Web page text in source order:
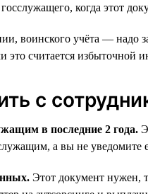
когда этот
воинского учёта — надо
считается
с
в последние 2 года.
а вы не
Этот документ нужен,